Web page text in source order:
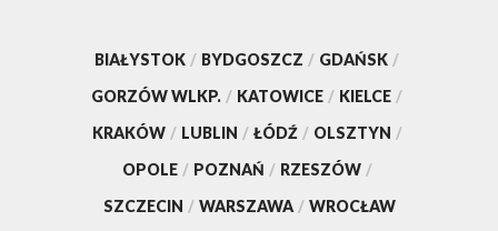
BIAŁYSTOK / BYDGOSZCZ / GDAŃSK /
GORZÓW WLKP. / KATOWICE / KIELCE /
KRAKÓW / LUBLIN / ŁÓDŹ / OLSZTYN /
OPOLE / POZNAŃ / RZESZÓW /
SZCZECIN / WARSZAWA / WROCŁAW